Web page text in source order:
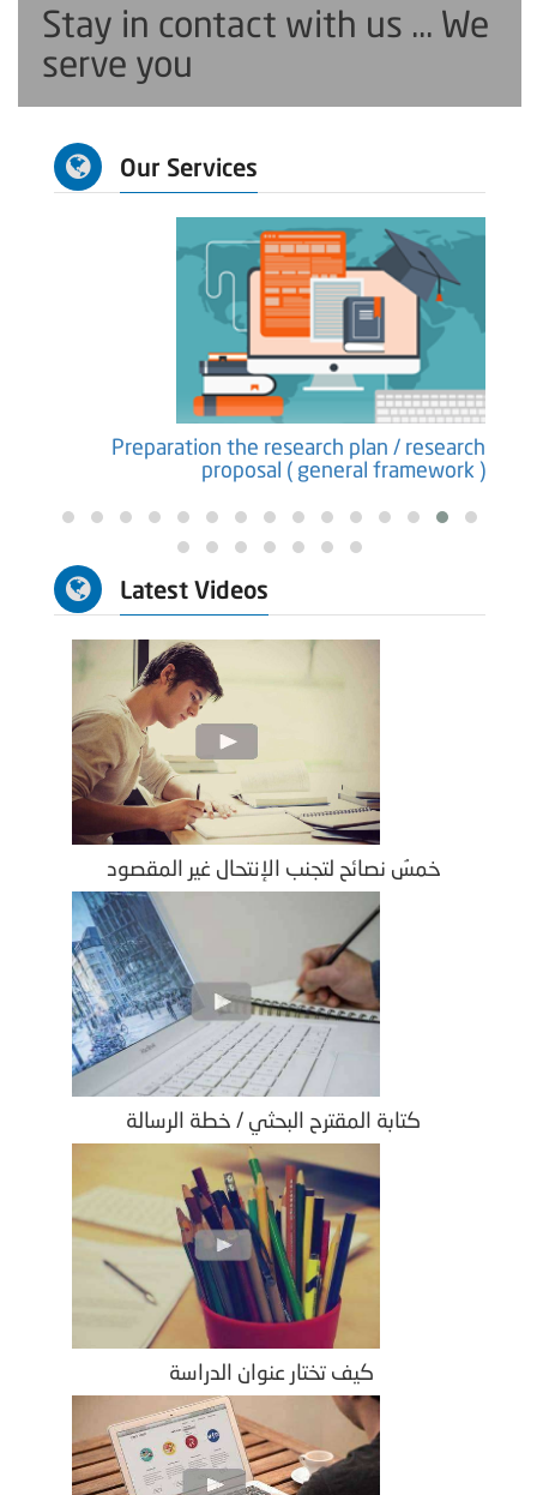
Stay in contact with us ... We
serve you
Our Services
Preparation the research plan / research
proposal ( general framework )
Latest Videos
خمسُ نصائح لتجنب الإنتحال غير المقصود
كتابة المقترح البحثي / خطة الرسالة
كيف تختار عنوان الدراسة